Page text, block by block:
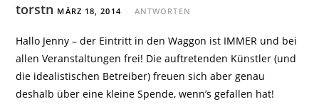
torstn MÄRZ 18, 2014 ANTWORTEN
Hallo Jenny – der Eintritt in den Waggon ist IMMER und bei
allen Veranstaltungen frei! Die auftretenden Künstler (und
die idealistischen Betreiber) freuen sich aber genau
deshalb über eine kleine Spende, wenn’s gefallen hat!